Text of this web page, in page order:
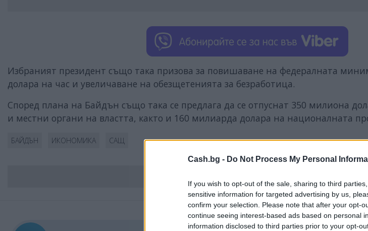
Cash.bg - Do Not Process My Personal
If you wish to opt-out of the sale, sharing to third
sensitive information for targeted advertising by us,
confirm your selection. Please note that after your opt-
continue seeing interest-based ads based on personal
information disclosed to third parties prior to your opt-
Избраният президент също така призова за повишаване на федералната
долара на час и увеличаване на обезщетенията за безработица.
Според плана на Байдън също така се предлага да се отпуснат 350 милиона
и местни органи на властта, както и 160 милиарда долара на националната
БАЙДЪН ИКОНОМИКА САЩ